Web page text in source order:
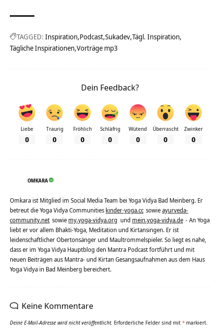
TAGGED: Inspiration Podcast Sukadev Tägl. Inspiration
Tägliche Inspirationen Vorträge mp3
Dein Feedback?
Liebe
0
Traurig
0
Fröhlich
0
Schläfrig
0
Wütend
0
Überrascht
0
Zwinker
0
OMKARA
Omkara ist Mitglied im Social Media Team bei Yoga Vidya Bad Meinberg. Er
betreut die Yoga Vidya Communities kinder-yoga.cc sowieayurveda-
community.net sowie my.yoga-vidya.org und mein.yoga-vidya.de - An Yoga
liebt er vor allem Bhakti-Yoga, Meditation und Kirtansingen. Er ist
leidenschaftlicher Obertonsänger und Maultrommelspieler. So liegt es nahe,
dass er im Yoga Vidya Hauptblog den Mantra Podcast fortführt und mit
neuen Beiträgen aus Mantra- und Kirtan Gesangsaufnahmen aus dem Haus
Yoga Vidya in Bad Meinberg bereichert.
Keine Kommentare
Deine E-Mail-Adresse wird nicht veröffentlicht. Erforderliche Felder sind mit * markiert.